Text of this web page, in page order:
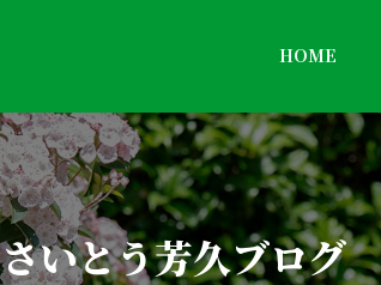
HOME
さいとう芳久ブログ